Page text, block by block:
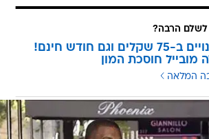
הרבה?
3 מנויים ב-75 שקלים וגם חודש חינם!
מובייל חוסכת המון
המלאה